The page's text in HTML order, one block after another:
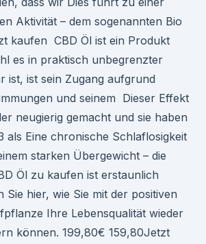
Aktivität – dem sogenannten Bio
kaufen CBD Öl ist ein Produkt
es in praktisch unbegrenzter
ist, ist sein Zugang aufgrund
und seinem Dieser Effekt
neugierig gemacht und sie haben
als Eine chronische Schlaflosigkeit
starken Übergewicht – die
Öl zu kaufen ist erstaunlich
Sie hier, wie Sie mit der positiven
Ihre Lebensqualität wieder
können. 199,80€ 159,80Jetzt